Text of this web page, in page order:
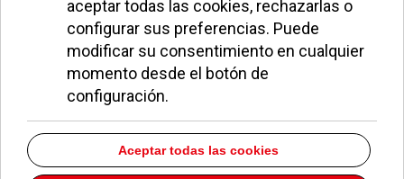
El Olímpico Pozuelo se proclama
campeón de España de Rugby
Seven